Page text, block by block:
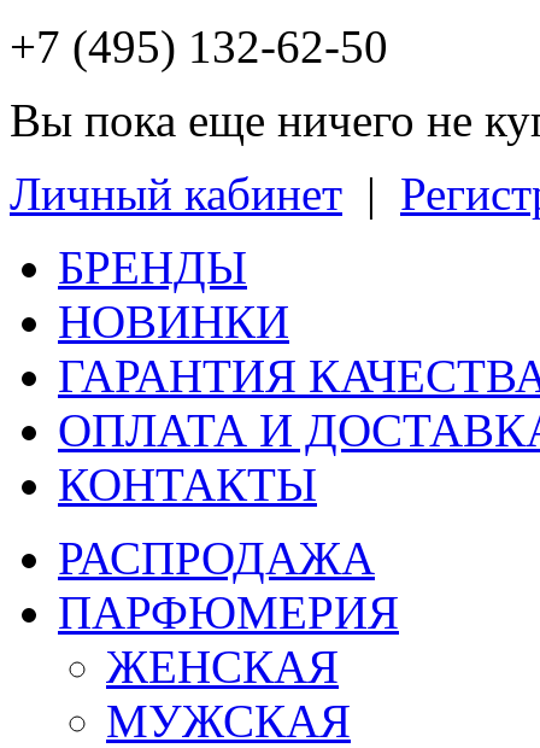
+7 (495) 132-62-50
Вы пока еще ничего не
Личный кабинет |
БРЕНДЫ
НОВИНКИ
ГАРАНТИЯ
ОПЛАТА И
КОНТАКТЫ
РАСПРОДАЖА
ПАРФЮМЕРИЯ
ЖЕНСКАЯ
МУЖСКАЯ